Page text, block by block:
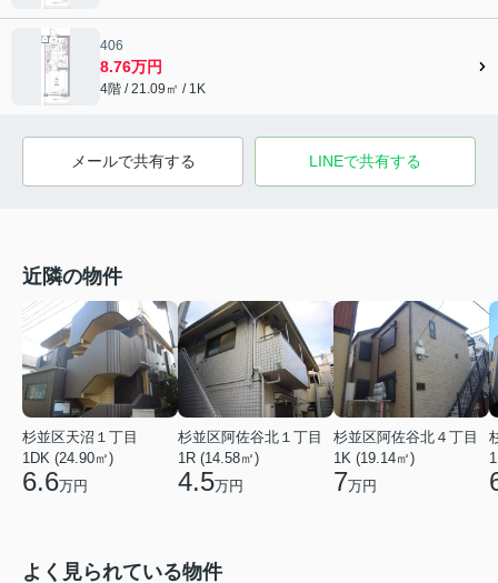
406
8.76万円
4階 / 21.09㎡ / 1K
メールで共有する LINEで共有する
近隣の物件
杉並区天沼１丁目
1DK (24.90㎡)
6.6万円
杉並区阿佐谷北１丁目
1R (14.58㎡)
4.5万円
杉並区阿佐谷北４丁目
1K (19.14㎡)
7万円
よく見られている物件